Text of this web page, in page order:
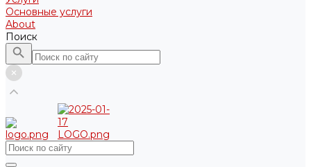
Основные услуги
About
Поиск